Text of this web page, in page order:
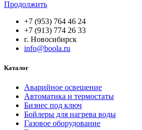
Продолжить
+7 (953) 764 46 24
+7 (913) 774 26 33
г. Новосибирск
info@boola.ru
Каталог
Аварийное освещение
Автоматика и термостаты
Бизнес под ключ
Бойлеры для нагрева воды
Газовое оборудование